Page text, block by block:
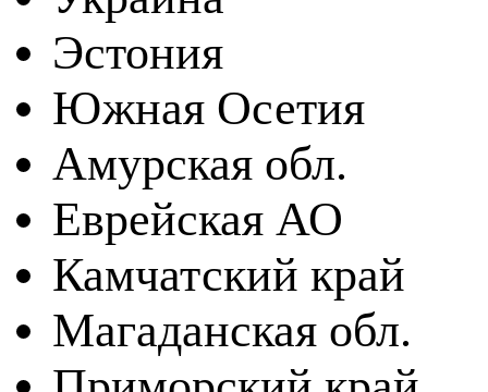
Эстония
Южная Осетия
Амурская обл.
Еврейская АО
Камчатский край
Магаданская обл.